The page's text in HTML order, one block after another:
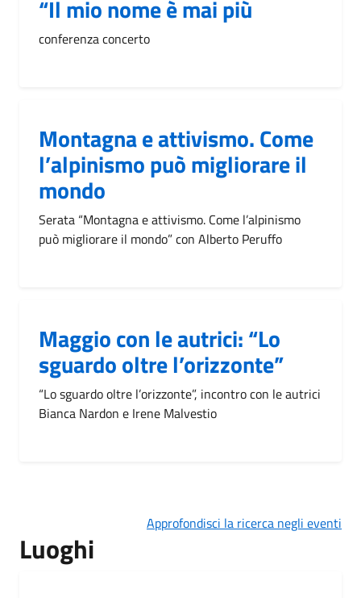
“Il mio nome è mai più
conferenza concerto
Montagna e attivismo. Come
l’alpinismo può migliorare il
mondo
Serata “Montagna e attivismo. Come l’alpinismo
può migliorare il mondo” con Alberto Peruffo
Maggio con le autrici: “Lo
sguardo oltre l’orizzonte”
“Lo sguardo oltre l’orizzonte”, incontro con le autrici
Bianca Nardon e Irene Malvestio
Approfondisci la ricerca negli eventi
Luoghi